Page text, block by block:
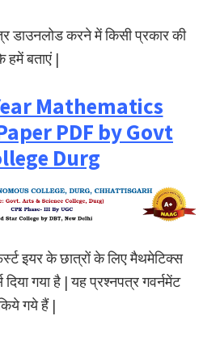
करने में किसी प्रकार की
हमें बताएं |
Mathematics
PDF by Govt
Durg
इयर के छात्रों के लिए मैथमेटिक्स
गया है | यह प्रश्नपत्र गवर्नमेंट
गये हैं |